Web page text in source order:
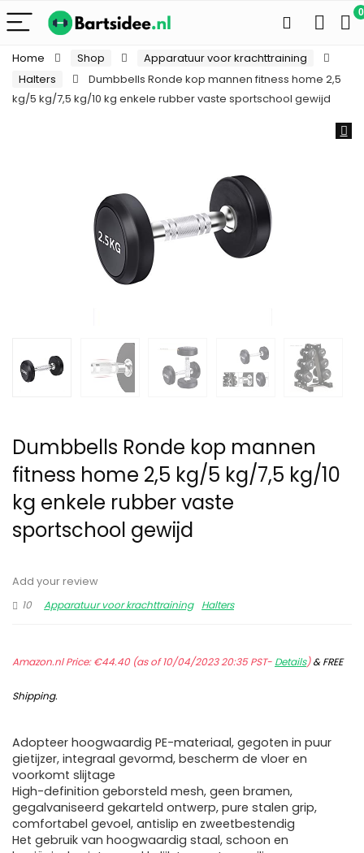
0
Home Shop
Apparatuur voor krachttraining
Halters
Dumbbells Ronde kop mannen fitness home 2,5
kg/5 kg/7,5 kg/10 kg enkele rubber vaste sportschool gewijd
Dumbbells Ronde kop mannen
fitness home 2,5 kg/5 kg/7,5 kg/10
kg enkele rubber vaste
sportschool gewijd
Add your review
10
Apparatuur voor krachttraining Halters
Amazon.nl Price:€44.40(as of 10/04/2023 20:35 PST- Details)&FREE
Shipping.
Adopteer hoogwaardig PE-materiaal, gegoten in puur
gietijzer, integraal gevormd, bescherm de vloer en
voorkomt slijtage
High-definition geborsteld mesh, geen bramen,
gegalvaniseerd gekarteld ontwerp, pure stalen grip,
comfortabel gevoel, antislip en zweetbestendig
Het gebruik van hoogwaardig staal, schoon en